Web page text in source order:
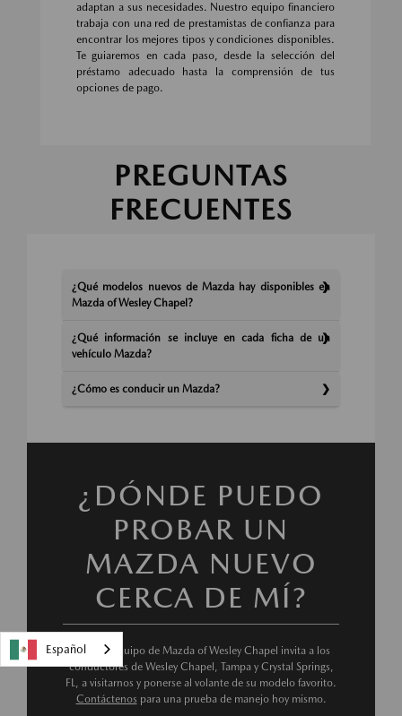
adaptan a sus necesidades. Nuestro equipo financiero
trabaja con una red de prestamistas de confianza para
encontrar los mejores tipos y condiciones disponibles.
Te guiaremos en cada paso, desde la selección del
préstamo adecuado hasta la comprensión de tus
opciones de pago.
PREGUNTAS
FRECUENTES
¿Qué modelos nuevos de Mazda hay disponibles en
Mazda of Wesley Chapel?
¿Qué información se incluye en cada ficha de un
vehículo Mazda?
¿Cómo es conducir un Mazda?
¿DÓNDE PUEDO
PROBAR UN
MAZDA NUEVO
CERCA DE MÍ?
Nuestro equipo de Mazda of Wesley Chapel invita a los
conductores de Wesley Chapel, Tampa y Crystal Springs,
FL, a visitarnos y ponerse al volante de su modelo favorito.
Contáctenos para una prueba de manejo hoy mismo.
Español